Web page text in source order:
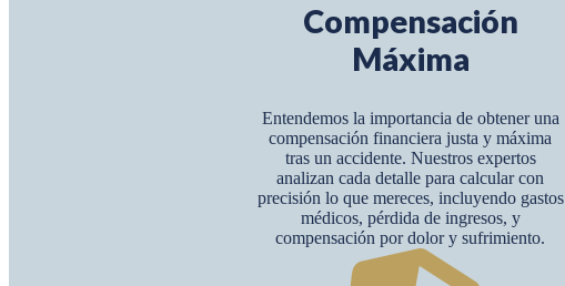
Compensación
Máxima
Entendemos la importancia de obtener una
compensación financiera justa y máxima
tras un accidente. Nuestros expertos
analizan cada detalle para calcular con
precisión lo que mereces, incluyendo gastos
médicos, pérdida de ingresos, y
compensación por dolor y sufrimiento.